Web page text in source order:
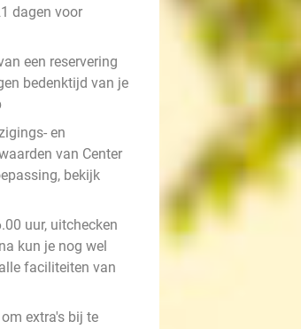
dagen voor
een reservering
bedenktijd van je
en
van Center
bekijk
uur, uitchecken
kun je nog wel
faciliteiten van
extra's bij te